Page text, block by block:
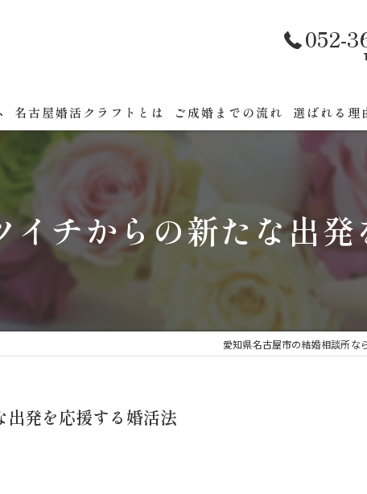
052-
名古屋婚活クラフトとは
名古屋婚活クラフトへまでの道順
婚活の成功法則セミナー
婚活イベント開催
ご成婚までの流れ 選ばれる理
イチからの新たな出
愛知県名古屋市の結婚相談所な
発を応援する婚活法